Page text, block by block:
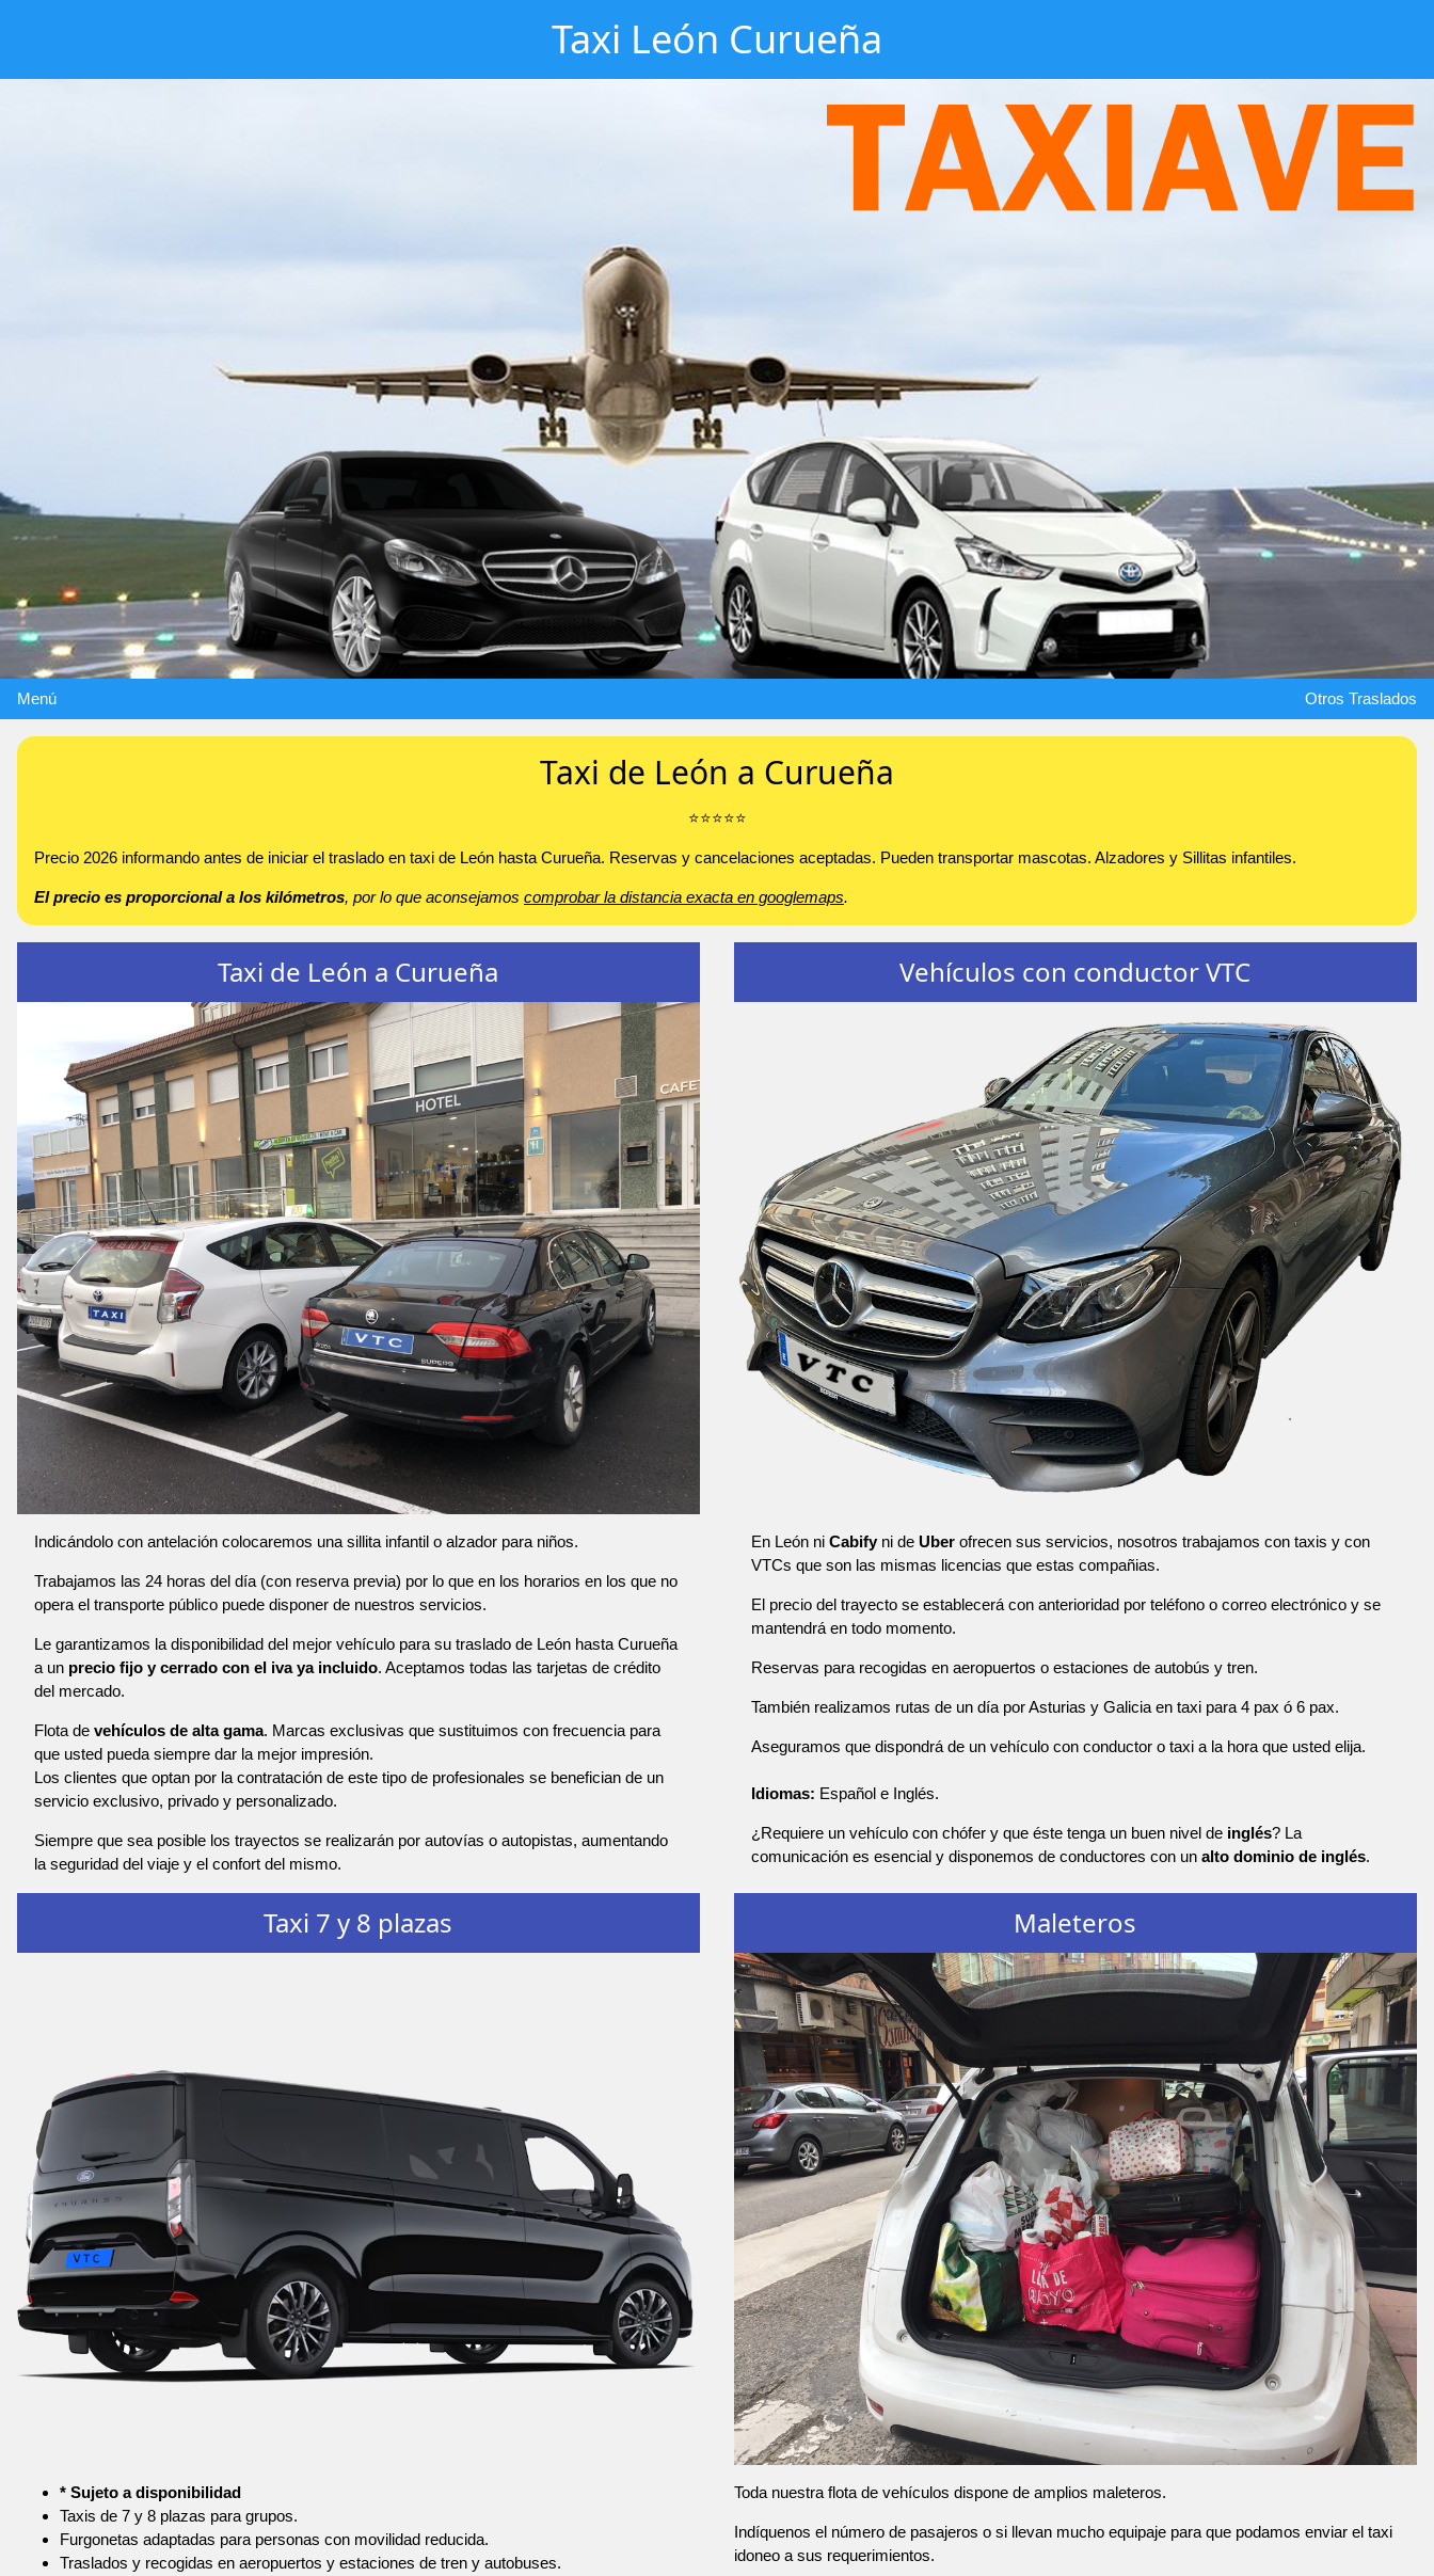
Taxi León Curueña
Menú Otros Traslados
Taxi de León a Curueña
⭐️⭐️⭐️⭐️⭐️
Precio 2026 informando antes de iniciar el traslado en taxi de León hasta Curueña. Reservas y cancelaciones aceptadas. Pueden transportar mascotas. Alzadores y Sillitas infantiles.
El precio es proporcional a los kilómetros, por lo que aconsejamos comprobar la distancia exacta en googlemaps.
Taxi de León a Curueña
Indicándolo con antelación colocaremos una sillita infantil o alzador para niños.
Trabajamos las 24 horas del día (con reserva previa) por lo que en los horarios en los que no
opera el transporte público puede disponer de nuestros servicios.
Le garantizamos la disponibilidad del mejor vehículo para su traslado de León hasta Curueña
a un precio fijo y cerrado con el iva ya incluido. Aceptamos todas las tarjetas de crédito
del mercado.
Flota de vehículos de alta gama. Marcas exclusivas que sustituimos con frecuencia para
que usted pueda siempre dar la mejor impresión.
Los clientes que optan por la contratación de este tipo de profesionales se benefician de un
servicio exclusivo, privado y personalizado.
Siempre que sea posible los trayectos se realizarán por autovías o autopistas, aumentando
la seguridad del viaje y el confort del mismo.
Vehículos con conductor VTC
En León ni Cabifyni de Uberofrecen sus servicios, nosotros trabajamos con taxis y con
VTCs que son las mismas licencias que estas compañias.
El precio del trayecto se establecerá con anterioridad por teléfono o correo electrónico y se
mantendrá en todo momento.
Reservas para recogidas en aeropuertos o estaciones de autobús y tren.
También realizamos rutas de un día por Asturias y Galicia en taxi para 4 pax ó 6 pax.
Aseguramos que dispondrá de un vehículo con conductor o taxi a la hora que usted elija.
Idiomas: Español e Inglés.
¿Requiere un vehículo con chófer y que éste tenga un buen nivel de inglés? La
comunicación es esencial y disponemos de conductores con un alto dominio de inglés.
Taxi 7 y 8 plazas
* Sujeto a disponibilidad
Taxis de 7 y 8 plazas para grupos.
Furgonetas adaptadas para personas con movilidad reducida.
Traslados y recogidas en aeropuertos y estaciones de tren y autobuses.
Maleteros
Toda nuestra flota de vehículos dispone de amplios maleteros.
Indíquenos el número de pasajeros o si llevan mucho equipaje para que podamos enviar el taxi
idoneo a sus requerimientos.